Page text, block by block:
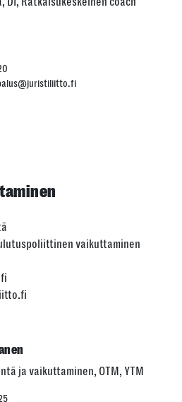
vaikuttaminen
ja vaikuttaminen, OTM, YTM